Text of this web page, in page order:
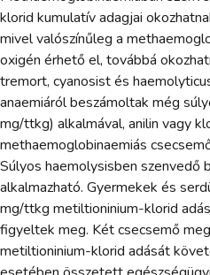
klorid kumulatív adagjai
mivel valószínűleg a
oxigén érhető el, továbbá
tremort, cyanosist és
anaemiáról beszámoltak még
mg/ttkg) alkalmával, anilin vagy
methaemoglobinaemiás
Súlyos haemolysisben szenvedő
alkalmazható. Gyermekek és
mg/ttkg metiltioninium-klorid
figyeltek meg. Két csecsemő
metiltioninium-klorid adását